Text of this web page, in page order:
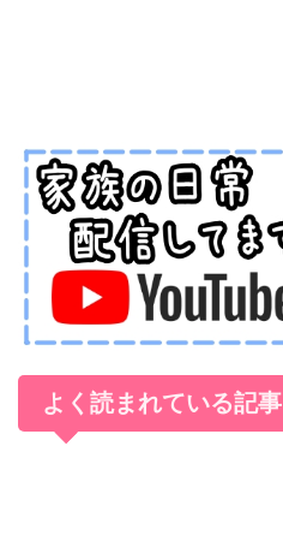
よく読まれている記事